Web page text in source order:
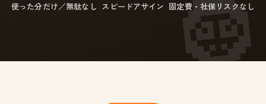
使った分だけ／無駄なし スピードアサイン 固定費・社保リスクなし